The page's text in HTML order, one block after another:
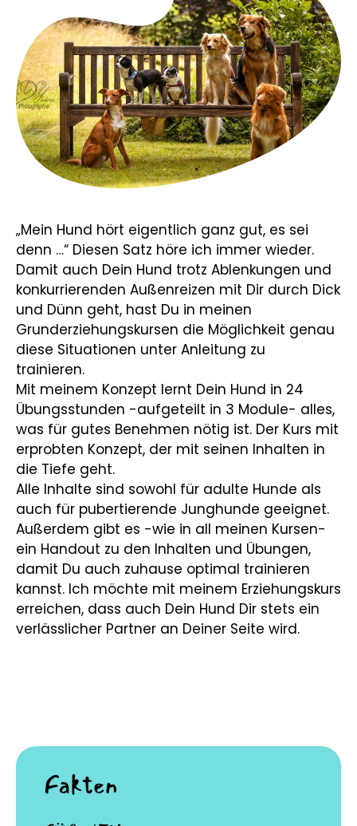
„Mein Hund hört eigentlich ganz gut, es sei
denn …“ Diesen Satz höre ich immer wieder.
Damit auch Dein Hund trotz Ablenkungen und
konkurrierenden Außenreizen mit Dir durch Dick
und Dünn geht, hast Du in meinen
Grunderziehungskursen die Möglichkeit genau
diese Situationen unter Anleitung zu
trainieren.
Mit meinem Konzept lernt Dein Hund in 24
Übungsstunden -aufgeteilt in 3 Module- alles,
was für gutes Benehmen nötig ist. Der Kurs mit
erprobten Konzept, der mit seinen Inhalten in
die Tiefe geht.
Alle Inhalte sind sowohl für adulte Hunde als
auch für pubertierende Junghunde geeignet.
Außerdem gibt es -wie in all meinen Kursen-
ein Handout zu den Inhalten und Übungen,
damit Du auch zuhause optimal trainieren
kannst. Ich möchte mit meinem Erziehungskurs
erreichen, dass auch Dein Hund Dir stets ein
verlässlicher Partner an Deiner Seite wird.
Fakten